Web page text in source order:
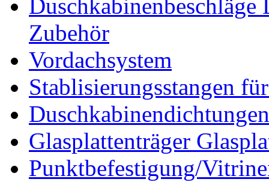
Zubehör
Vordachsystem
Stablisierungsstangen
Duschkabinendichtungen
Glasplattenträger
Punktbefestigung/